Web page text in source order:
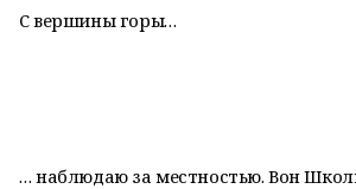
С вершины горы…
… наблюдаю за местностью. Вон